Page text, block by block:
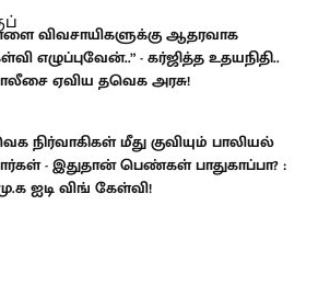
விவசாயிகளுக்கு ஆதரவாக
எழுப்புவேன்..” - கர்ஜித்த உதயநிதி..
ஏவிய தவெக அரசு!
நிர்வாகிகள் மீது குவியும் பாலியல்
- இதுதான் பெண்கள் பாதுகாப்பா? :
ஐடி விங் கேள்வி!